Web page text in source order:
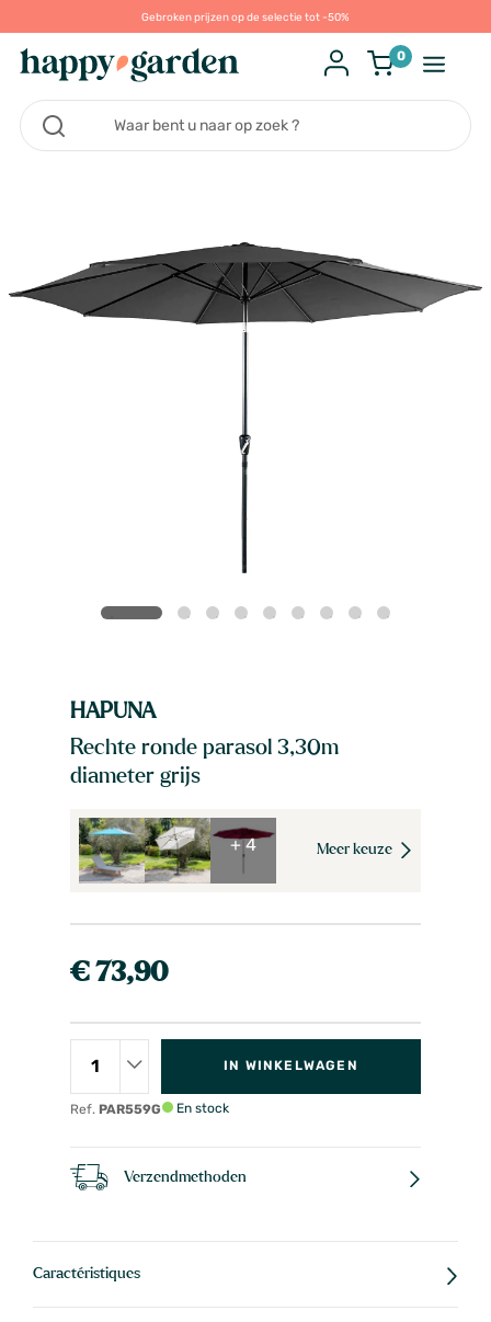
Gebroken prijzen op de selectie tot -50%
0
HAPUNA
Rechte ronde parasol 3,30m
diameter grijs
+ 4 Meer keuze
€ 73,90
Ref. PAR559G
IN WINKELWAGEN
En stock
Verzendmethoden
Caractéristiques